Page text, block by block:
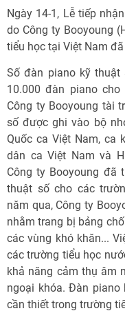
Ngày 14-1, Lễ tiếp
do Công ty Booyoung
tiểu học tại Việt Nam
Số đàn piano kỹ
10.000 đàn piano
Công ty Booyoung tài
số được ghi vào bộ
Quốc ca Việt Nam, ca
dân ca Việt Nam và
Công ty Booyoung đã
thuật số cho các
năm qua, Công ty
nhằm trang bị bảng
các vùng khó khăn...
các trường tiểu học
khả năng cảm thụ âm
ngoại khóa. Đàn
cần thiết trong trường